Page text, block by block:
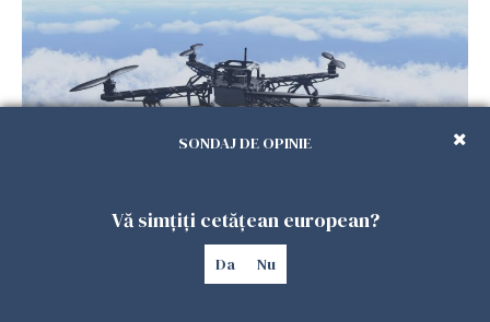
Încă o dronă a fost doborâtă de un F-16
românesc după ce a intrat ilegal în spațiul
SONDAJ DE OPINIE
Vă simțiți cetățean european?
Da Nu